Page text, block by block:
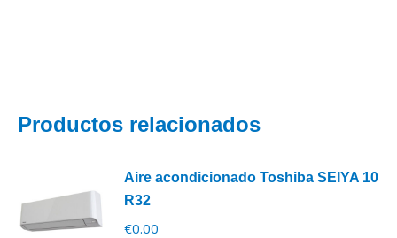
Productos relacionados
Aire acondicionado Toshiba SEIYA 10
R32
€0.00